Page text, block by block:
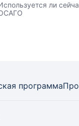
ли
программа